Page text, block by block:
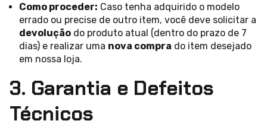
Como proceder: Caso tenha adquirido o modelo
errado ou precise de outro item, você deve solicitar a
devolução do produto atual (dentro do prazo de 7
dias) e realizar uma nova compra do item desejado
em nossa loja.
3. Garantia e Defeitos
Técnicos